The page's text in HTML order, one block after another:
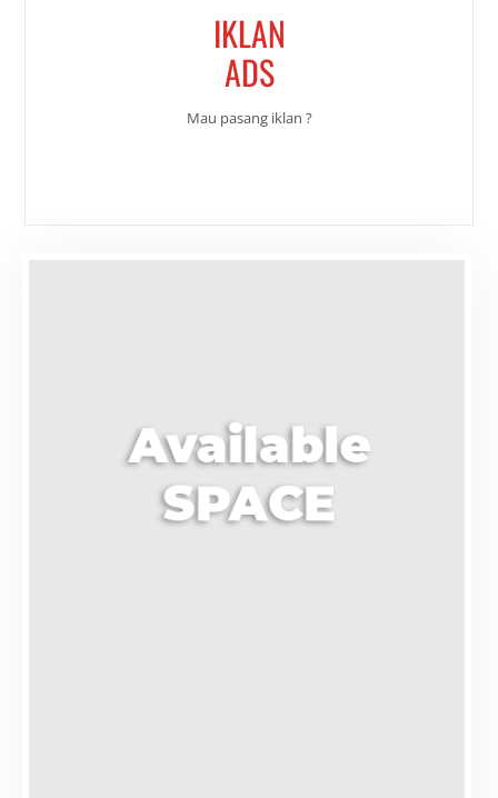
IKLAN
ADS
Mau pasang iklan ?